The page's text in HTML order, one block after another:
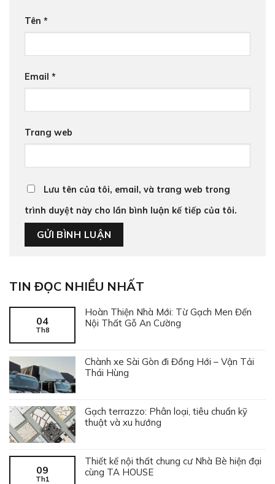
Tên *
Email *
Trang web
Lưu tên của tôi, email, và trang web trong
trình duyệt này cho lần bình luận kế tiếp của tôi.
TIN ĐỌC NHIỀU NHẤT
04
Th8
Hoàn Thiện Nhà Mới: Từ Gạch Men Đến
Nội Thất Gỗ An Cường
Chành xe Sài Gòn đi Đồng Hới – Vận Tải
Thái Hùng
Gạch terrazzo: Phân loại, tiêu chuẩn kỹ
thuật và xu hướng
09
Th1
Thiết kế nội thất chung cư Nhà Bè hiện đại
cùng TA HOUSE